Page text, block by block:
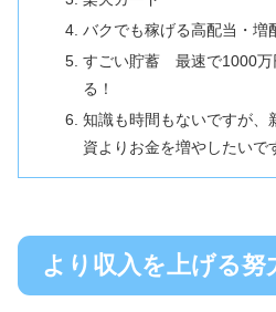
バクでも稼げる高配当・増
すごい貯蓄 最速で1000万
る！
知識も時間もないですが、
資よりお金を増やしたいで
より収入を上げる努